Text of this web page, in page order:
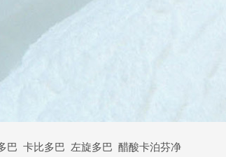
巴 卡比多巴 左旋多巴 醋酸卡泊芬净